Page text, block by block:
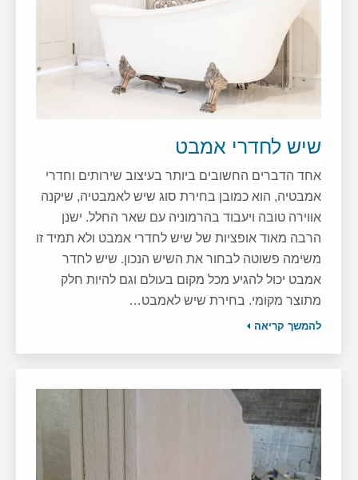
שיש לחדרי אמבט
אחד הדברים החשובים ביותר בעיצוב שירותים וחדרי
אמבטיה, הוא כמובן בחירת סוג שיש לאמבטיה, שיקנה
אווירה טובה ויעבוד בהרמוניה עם שאר החלל. ישנן
הרבה מאוד אופציות של שיש לחדרי אמבט ולא תמיד זו
משימה פשוטה לבחור את השיש הנכון. שיש לחדר
אמבט יכול להגיע מכל מקום בעולם וגם להיות חלק
מתוצר מקומי. בחירת שיש לאמבט…
להמשך קריאה